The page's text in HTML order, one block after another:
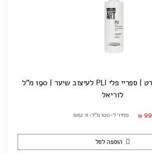
לוריאל
₪ 99 מחיר ל-100 מ"ל: ₪52.11
הוספה לסל